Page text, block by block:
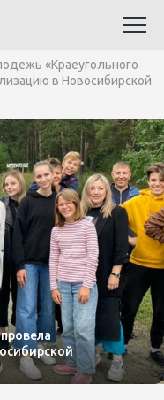
«Краеугольного
в Новосибирской